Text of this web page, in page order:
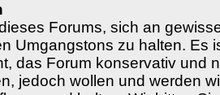
Forums, sich an
Umgangstons zu halten. Es
das Forum konservativ und
jedoch wollen und werden